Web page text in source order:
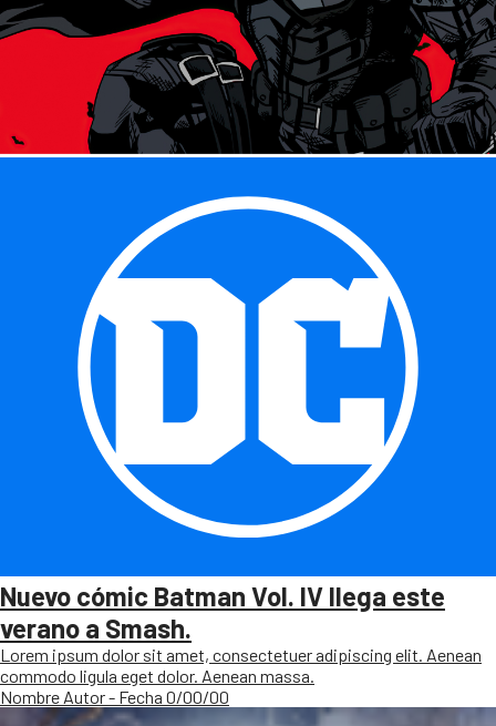
Nuevo cómic Batman Vol. IV llega este
verano a Smash.
Lorem ipsum dolor sit amet, consectetuer adipiscing elit. Aenean
commodo ligula eget dolor. Aenean massa.
Nombre Autor - Fecha 0/00/00